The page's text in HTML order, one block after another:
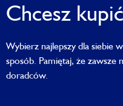
Chcesz
Wybierz najlepszy dla siebie
sposób. Pamiętaj, że zawsze
doradców.